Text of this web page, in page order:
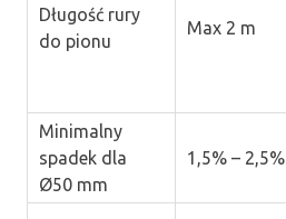
Długość rury
do pionu
Max 2 m
Minimalny
spadek dla
Ø50 mm
1,5% – 2,5%